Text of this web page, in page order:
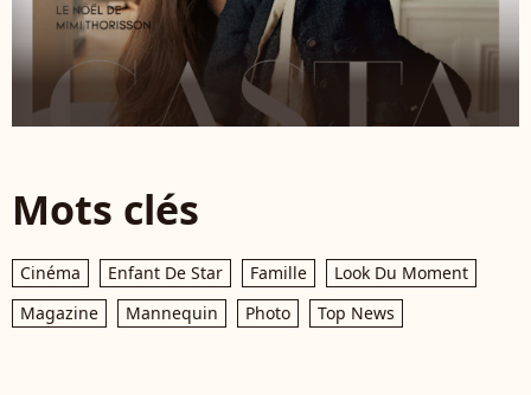
Mots clés
Cinéma Enfant De Star Famille
Look Du Moment
Magazine
Mannequin Photo Top News